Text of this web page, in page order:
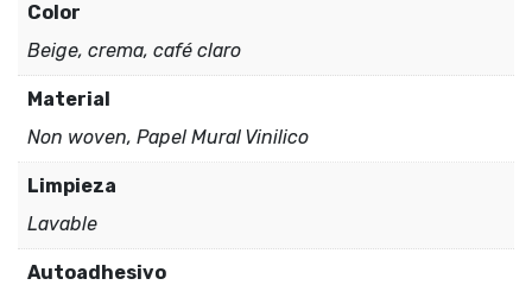
Color
Beige, crema, café claro
Material
Non woven, Papel Mural Vinilico
Limpieza
Lavable
Autoadhesivo